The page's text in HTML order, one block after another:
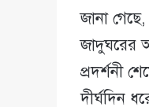
জানা
জাদুঘরের
প্রদর্শনী
দীর্ঘদিন